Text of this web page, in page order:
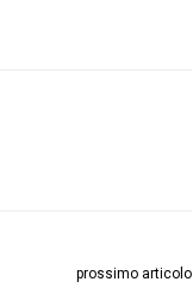
prossimo articolo